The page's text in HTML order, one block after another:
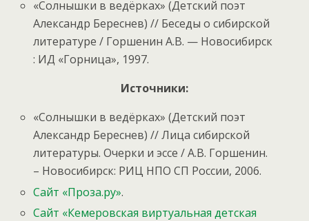
«Солнышки в ведёрках» (Детский поэт
Александр Береснев) // Беседы о сибирской
литературе / Горшенин А.В. — Новосибирск
: ИД «Горница», 1997.
Источники:
«Солнышки в ведёрках» (Детский поэт
Александр Береснев) // Лица сибирской
литературы. Очерки и эссе / А.В. Горшенин.
– Новосибирск: РИЦ НПО СП России, 2006.
Сайт «Проза.ру».
Сайт «Кемеровская виртуальная детская